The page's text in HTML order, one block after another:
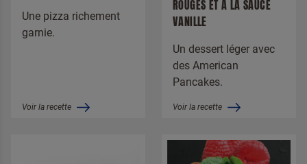
Une pizza richement
garnie.
Voir la recette
ROUGES ET À LA SAUCE
VANILLE
Un dessert léger avec
des American
Pancakes.
Voir la recette
workbench/